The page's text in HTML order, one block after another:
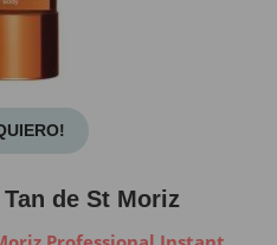
de St Moriz